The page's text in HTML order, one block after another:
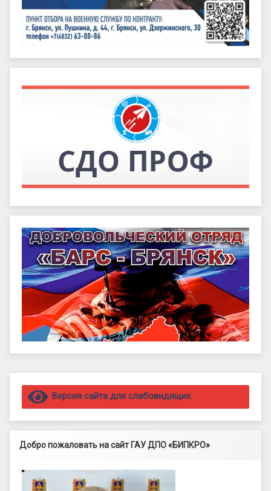
Правый сайдбар
Версия сайта для слабовидящих
Добро пожаловать на сайт ГАУ ДПО «БИПКРО»